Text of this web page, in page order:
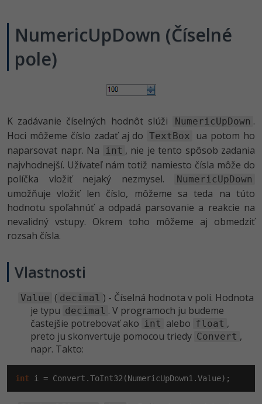
NumericUpDown (Číselné
pole)
K zadávanie číselných hodnôt slúži NumericUpDown .
Hoci môžeme číslo zadať aj do TextBox
ua potom ho
naparsovat napr. Na
int , nie je tento spôsob zadania
najvhodnejší. Užívateľ nám totiž namiesto čísla môže do
políčka vložiť nejaký nezmysel.
NumericUpDown
umožňuje vložiť len číslo, môžeme sa teda na túto
hodnotu spoľahnúť a odpadá parsovanie a reakcie na
nevalidný vstupy. Okrem toho môžeme aj obmedziť
rozsah čísla.
Vlastnosti
Value ( decimal ) - Číselná hodnota v poli. Hodnota
je typu decimal . V programoch ju budeme
častejšie potrebovať ako int alebo float ,
preto ju skonvertuje pomocou triedy Convert ,
napr. Takto:
int i = Convert.ToInt32(NumericUpDown1.Value);